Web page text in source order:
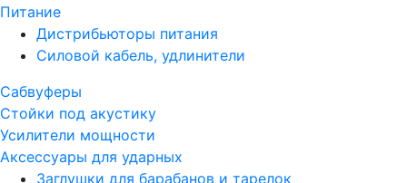
Питание
Дистрибьюторы питания
Силовой кабель, удлинители
Сабвуферы
Стойки под акустику
Усилители мощности
Аксессуары для ударных
Заглушки для барабанов и тарелок